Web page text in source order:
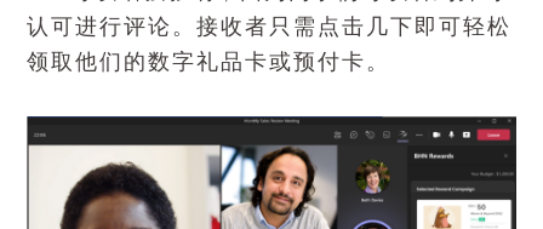
认可进行评论。接收者只需点击几下即可轻松
领取他们的数字礼品卡或预付卡。